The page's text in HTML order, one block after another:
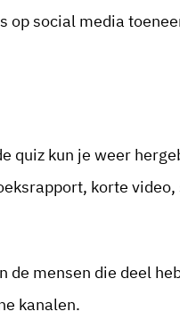
op social media
quiz kun je weer
korte
de mensen die deel
kanalen.